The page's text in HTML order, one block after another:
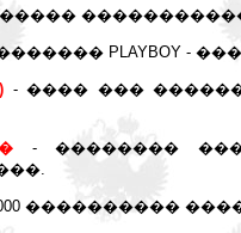
PLAYBOY -
- ���� ���
- ��������
����������